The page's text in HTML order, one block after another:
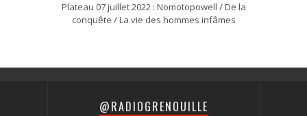
Plateau 07 juillet 2022 : Nomotopowell / De la
conquête / La vie des hommes infâmes
@RADIOGRENOUILLE